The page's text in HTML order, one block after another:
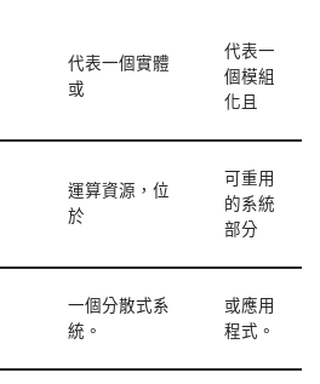
代表一個實體
或
代表一
個模組
化且
運算資源，位
於
可重用
的系統
部分
一個分散式系
統。
或應用
程式。